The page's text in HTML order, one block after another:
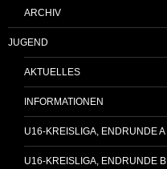
ARCHIV
JUGEND
AKTUELLES
INFORMATIONEN
U16-KREISLIGA, ENDRUNDE A
U16-KREISLIGA, ENDRUNDE B